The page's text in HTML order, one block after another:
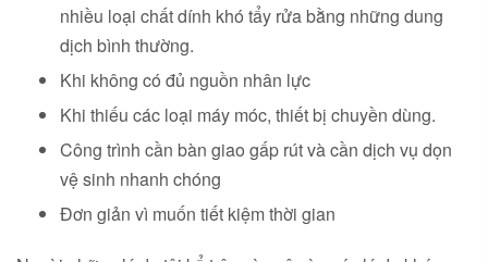
nhiều loại chất dính khó tẩy rửa bằng những dung
dịch bình thường.
Khi không có đủ nguồn nhân lực
Khi thiếu các loại máy móc, thiết bị chuyền dùng.
Công trình cần bàn giao gấp rút và cần dịch vụ dọn
vệ sinh nhanh chóng
Đơn giản vì muốn tiết kiệm thời gian